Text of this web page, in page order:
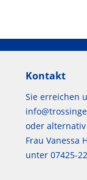
Kontakt
Sie erreichen
oder
Frau Vanessa
unter 07425-